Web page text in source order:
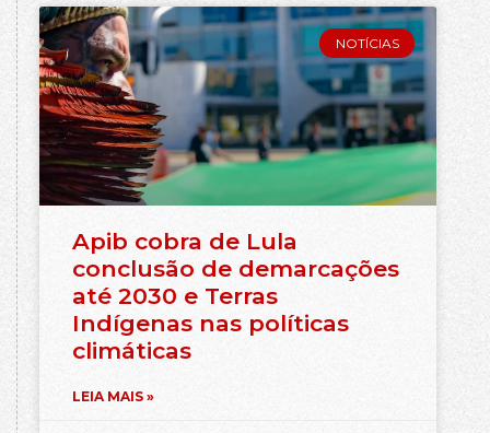
NOTÍCIAS
Apib cobra de Lula
conclusão de demarcações
até 2030 e Terras
Indígenas nas políticas
climáticas
LEIA MAIS »